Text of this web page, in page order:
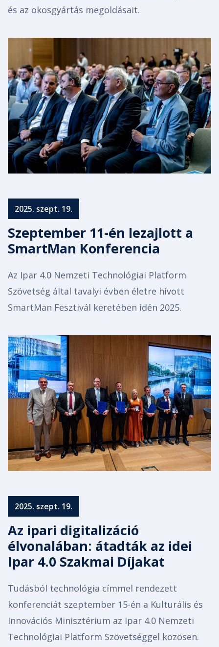
és az okosgyártás megoldásait.
2025. szept. 19.
Szeptember 11-én lezajlott a
SmartMan Konferencia
Az Ipar 4.0 Nemzeti Technológiai Platform
Szövetség által tavalyi évben életre hívott
SmartMan Fesztivál keretében idén 2025.
2025. szept. 19.
Az ipari digitalizáció
élvonalában: átadták az idei
Ipar 4.0 Szakmai Díjakat
Tudásból technológia címmel rendezett
konferenciát szeptember 15-én a Kulturális és
Innovációs Minisztérium az Ipar 4.0 Nemzeti
Technológiai Platform Szövetséggel közösen.